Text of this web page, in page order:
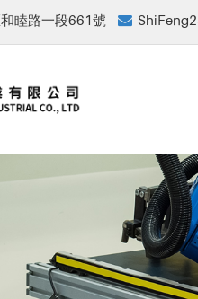
睦路一段661號